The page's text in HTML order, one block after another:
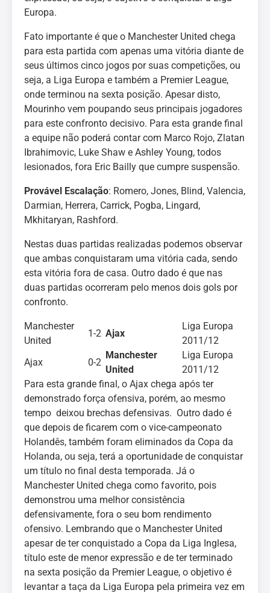
Europa.
Fato importante é que o Manchester United chega
para esta partida com apenas uma vitória diante de
seus últimos cinco jogos por suas competições, ou
seja, a Liga Europa e também a Premier League,
onde terminou na sexta posição. Apesar disto,
Mourinho vem poupando seus principais jogadores
para este confronto decisivo. Para esta grande final
a equipe não poderá contar com Marco Rojo, Zlatan
Ibrahimovic, Luke Shaw e Ashley Young, todos
lesionados, fora Eric Bailly que cumpre suspensão.
Provável Escalação: Romero, Jones, Blind, Valencia,
Darmian, Herrera, Carrick, Pogba, Lingard,
Mkhitaryan, Rashford.
Nestas duas partidas realizadas podemos observar
que ambas conquistaram uma vitória cada, sendo
esta vitória fora de casa. Outro dado é que nas
duas partidas ocorreram pelo menos dois gols por
confronto.
Manchester
United
1-2 Ajax
Liga Europa
2011/12
Ajax
0-2
Manchester
United
Liga Europa
2011/12
Para esta grande final, o Ajax chega após ter
demonstrado força ofensiva, porém, ao mesmo
tempo deixou brechas defensivas. Outro dado é
que depois de ficarem com o vice-campeonato
Holandês, também foram eliminados da Copa da
Holanda, ou seja, terá a oportunidade de conquistar
um título no final desta temporada. Já o
Manchester United chega como favorito, pois
demonstrou uma melhor consistência
defensivamente, fora o seu bom rendimento
ofensivo. Lembrando que o Manchester United
apesar de ter conquistado a Copa da Liga Inglesa,
título este de menor expressão e de ter terminado
na sexta posição da Premier League, o objetivo é
levantar a taça da Liga Europa pela primeira vez em